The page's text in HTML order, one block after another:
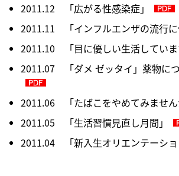
2011.12 「広がる性感染症」
2011.11 「インフルエンザの流行に
2011.10 「目に優しい生活していま
2011.07 「ダメ ゼッタイ」薬物に
2011.06 「たばこをやめてみません
2011.05 「生活習慣見直し月間」
2011.04 「新入生オリエンテーショ